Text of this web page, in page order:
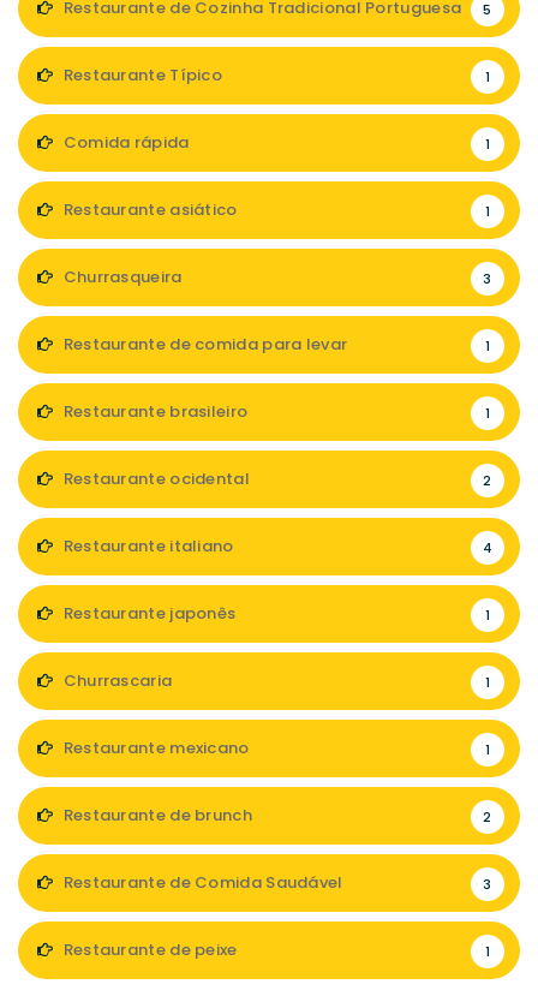
Restaurante de Cozinha Tradicional Portuguesa 5
Restaurante Típico 1
Comida rápida 1
Restaurante asiático 1
Churrasqueira 3
Restaurante de comida para levar 1
Restaurante brasileiro 1
Restaurante ocidental 2
Restaurante italiano 4
Restaurante japonês 1
Churrascaria 1
Restaurante mexicano 1
Restaurante de brunch 2
Restaurante de Comida Saudável 3
Restaurante de peixe 1